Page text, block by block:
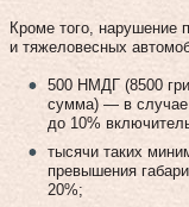
Кроме того, нарушение
и тяжеловесных
500 НМДГ (8500
сумма) — в случае
до 10%
тысячи таких
превышения
20%;